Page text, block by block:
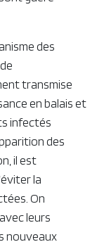
représente le
tout
pond
ses larves se
le
guère
des
transmise